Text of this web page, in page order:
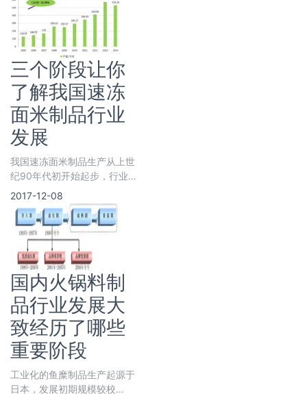
据其化学组
三个阶段让你
了解我国速冻
面米制品行业
发展
我国速冻面米制品生产从上世
纪90年代初开始起步，行业
成熟度相比速冻鱼糜制品、速
冻肉制品较高。我国速冻
2017-12-08
国内火锅料制
品行业发展大
致经历了哪些
重要阶段
工业化的鱼糜制品生产起源于
日本，发展初期规模较校